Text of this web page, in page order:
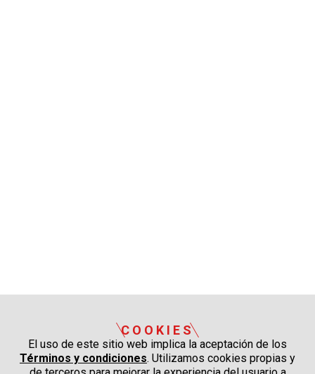
COOKIES
El uso de este sitio web implica la aceptación de los
Términos y condiciones. Utilizamos cookies propias y